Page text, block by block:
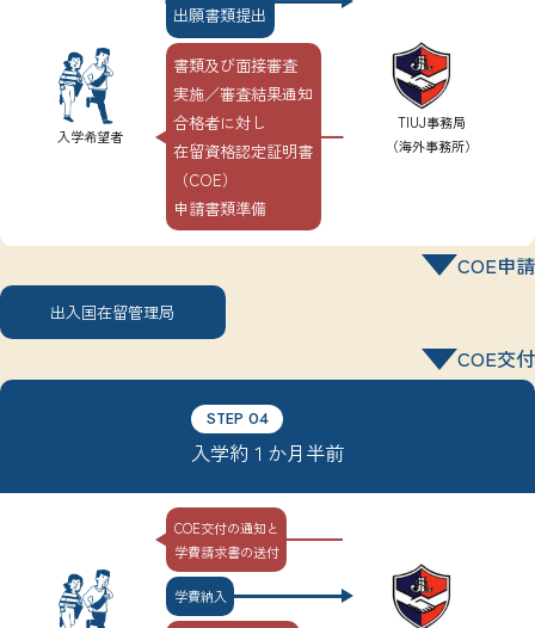
入学希望者
出願書類提出
書類及び面接審査
実施／審査結果通知
合格者に対し
在留資格認定証明書
（COE）
申請書類準備
TIUJ事務局
（海外事務所）
COE申請
出入国在留管理局
COE交付
STEP 04
入学約１か月半前
COE交付の通知と
学費請求書の送付
学費納入